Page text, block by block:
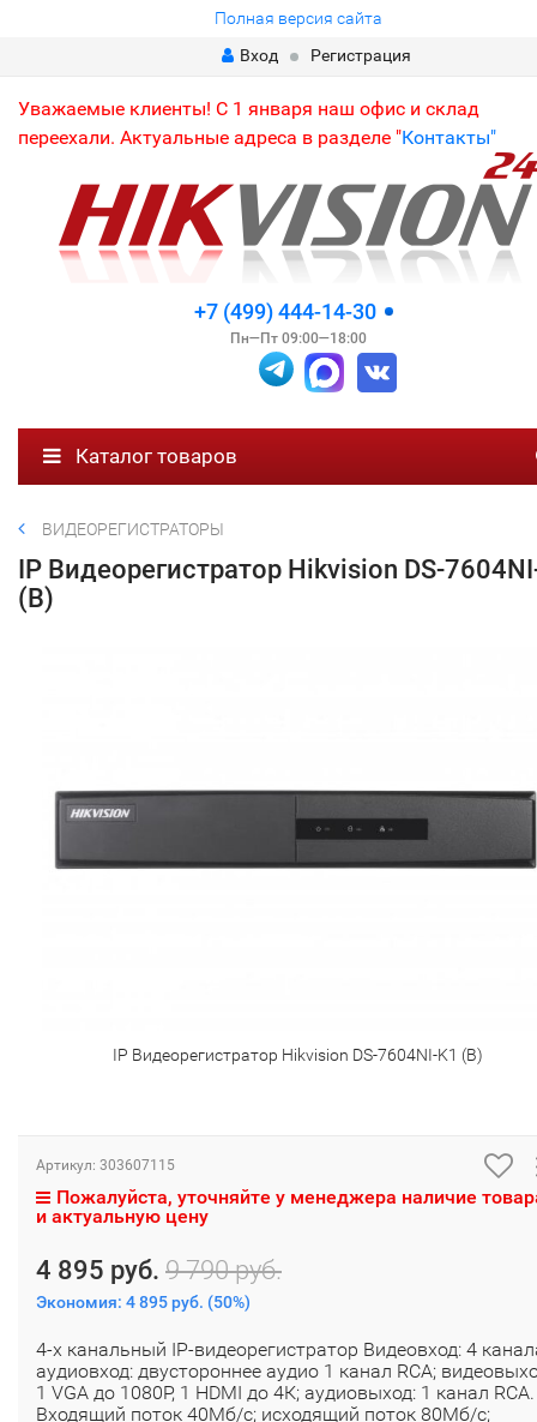
Полная версия сайта
Вход
Регистрация
Уважаемые клиенты! С 1 января наш офис и склад
переехали. Актуальные адреса в разделе "Контакты"
+7 (499) 444-14-30
Пн—Пт 09:00—18:00
Каталог товаров
ВИДЕОРЕГИСТРАТОРЫ
IP Видеорегистратор Hikvision DS-
(B)
IP Видеорегистратор Hikvision DS-7604NI-K1 (B)
Артикул: 303607115
Пожалуйста, уточняйте у менеджера наличие
и актуальную цену
4 895 руб. 9 790 руб.
Экономия: 4 895 руб. (50%)
4-х канальный IP-видеорегистратор Видеовход: 4
аудиовход: двустороннее аудио 1 канал RCA;
1 VGA до 1080Р, 1 HDMI до 4К; аудиовыход: 1 канал RCA.
Входящий поток 40Мб/с; исходящий поток 80Мб/с;